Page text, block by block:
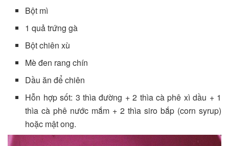
Bột mì
1 quả trứng gà
Bột chiên xù
Mè đen rang chín
Dầu ăn để chiên
Hỗn hợp sốt: 3 thìa đường + 2 thìa cà phê xì dầu + 1
thìa cà phê nước mắm + 2 thìa siro bắp (corn syrup)
hoặc mật ong.